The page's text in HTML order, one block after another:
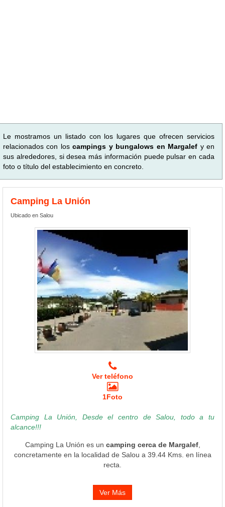
Le mostramos un listado con los lugares que ofrecen servicios
relacionados con loscampings y bungalows en Margalef y en
sus alrededores, si desea más información puede pulsar en cada
foto o título del establecimiento en concreto.
Camping La Unión
Ubicado en Salou
Ver teléfono
1Foto
Camping La Unión, Desde el centro de Salou, todo a tu
alcance!!!
Camping La Unión es un camping cerca de Margalef,
concretamente en la localidad de Salou a 39.44 Kms. en línea
recta.
Ver Más